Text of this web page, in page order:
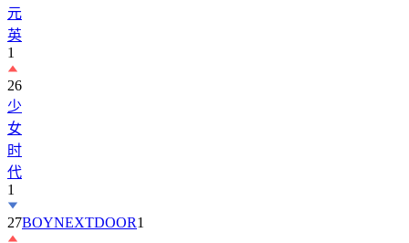
元
英
1
26
少
女
时
代
1
27BOYNEXTDOOR1